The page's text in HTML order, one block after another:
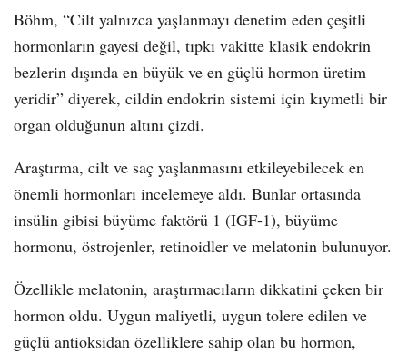
Böhm, “Cilt yalnızca yaşlanmayı denetim eden çeşitli
hormonların gayesi değil, tıpkı vakitte klasik endokrin
bezlerin dışında en büyük ve en güçlü hormon üretim
yeridir” diyerek, cildin endokrin sistemi için kıymetli bir
organ olduğunun altını çizdi.
Araştırma, cilt ve saç yaşlanmasını etkileyebilecek en
önemli hormonları incelemeye aldı. Bunlar ortasında
insülin gibisi büyüme faktörü 1 (IGF-1), büyüme
hormonu, östrojenler, retinoidler ve melatonin bulunuyor.
Özellikle melatonin, araştırmacıların dikkatini çeken bir
hormon oldu. Uygun maliyetli, uygun tolere edilen ve
güçlü antioksidan özelliklere sahip olan bu hormon,